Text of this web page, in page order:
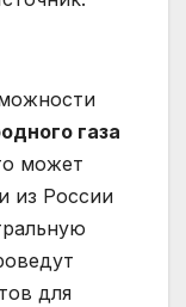
газа
может
из России
для